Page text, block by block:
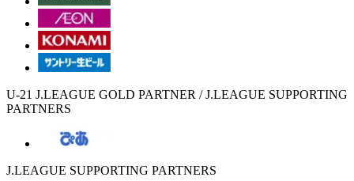
U-21 J.LEAGUE GOLD PARTNER / J.LEAGUE SUPPORTING
PARTNERS
J.LEAGUE SUPPORTING PARTNERS